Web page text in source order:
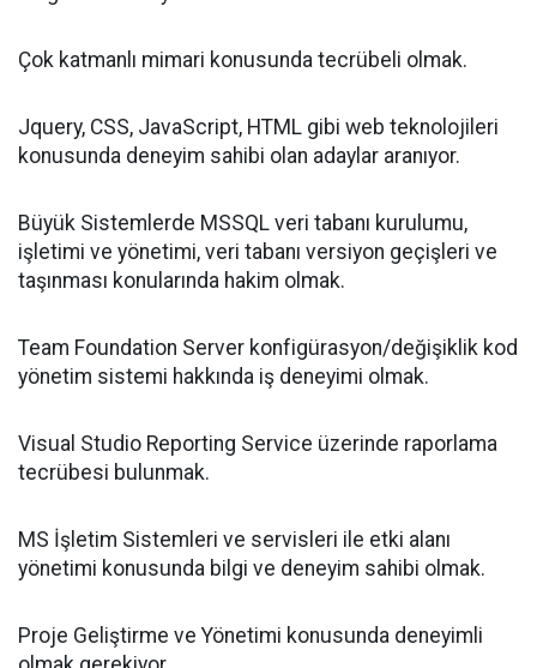
Çok katmanlı mimari konusunda tecrübeli olmak.
Jquery, CSS, JavaScript, HTML gibi web teknolojileri
konusunda deneyim sahibi olan adaylar aranıyor.
Büyük Sistemlerde MSSQL veri tabanı kurulumu,
işletimi ve yönetimi, veri tabanı versiyon geçişleri ve
taşınması konularında hakim olmak.
Team Foundation Server konfigürasyon/değişiklik kod
yönetim sistemi hakkında iş deneyimi olmak.
Visual Studio Reporting Service üzerinde raporlama
tecrübesi bulunmak.
MS İşletim Sistemleri ve servisleri ile etki alanı
yönetimi konusunda bilgi ve deneyim sahibi olmak.
Proje Geliştirme ve Yönetimi konusunda deneyimli